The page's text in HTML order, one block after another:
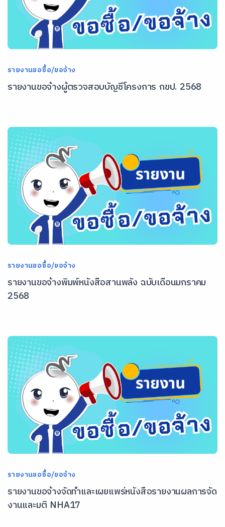
รายงานขอซื้อ/ขอจ้าง
รายงานขอจ้างผู้ตรวจสอบบัญชีโครงการ กขป. 2568
รายงานขอซื้อ/ขอจ้าง
รายงานขอจ้างพิมพ์หนังสือสานพลัง ฉบับเดือนมกราคม
2568
รายงานขอซื้อ/ขอจ้าง
รายงานขอจ้างจัดทำและเผยแพร่หนังสือรายงานผลการจัด
งานและมติ NHA17